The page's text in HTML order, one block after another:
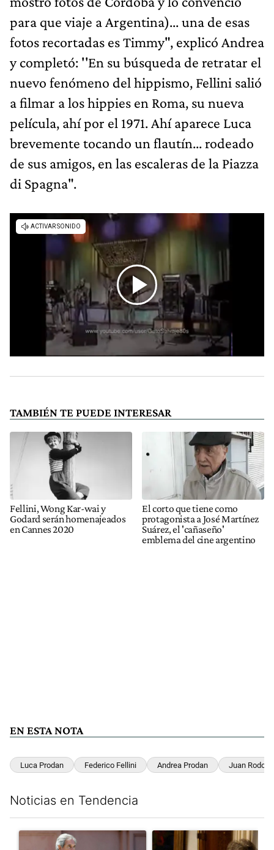
para que viaje a Argentina)... una de esas
fotos recortadas es Timmy", explicó Andrea
y completó: ''En su búsqueda de retratar el
nuevo fenómeno del hippismo, Fellini salió
a filmar a los hippies en Roma, su nueva
película, ahí por el 1971. Ahí aparece Luca
brevemente tocando un flautín... rodeado
de sus amigos, en las escaleras de la Piazza
di Spagna".
TAMBIÉN TE PUEDE INTERESAR
Fellini, Wong Kar-wai y
Godard serán homenajeados
en Cannes 2020
El corto que tiene como
protagonista a José Martínez
Suárez, el 'cañaseño'
emblema del cine argentino
EN ESTA NOTA
Luca Prodan Federico Fellini Andrea Prodan Juan
Noticias en Tendencia
Un artículo de tendencia con el título "Las incosistencias de
Un artículo de tendencia